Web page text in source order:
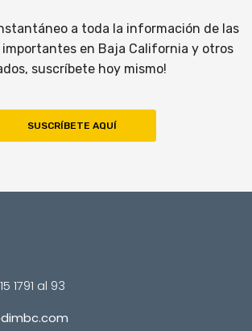
a toda la información de las
en Baja California y otros
suscríbete hoy mismo!
SUSCRÍBETE AQUÍ
1791 al 93